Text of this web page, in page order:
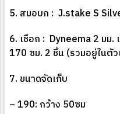
5. สมอบก : J.stake S
6. เชือก : Dyneema 2 มม
170 ซม. 2 ชิ้น (รวมอยู่ในตั
7. ขนาดจัดเก็บ
– 190: กว้าง 50ซม